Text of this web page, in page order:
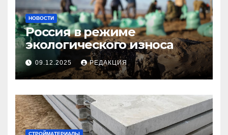
НОВОСТИ
Россия в режиме
экологического износа
09.12.2025 РЕДАКЦИЯ